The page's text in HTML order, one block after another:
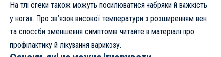
На тлі спеки також можуть посилюватися набряки й важкість
у ногах. Про зв’язок високої температури з розширенням вен
та способи зменшення симптомів читайте в матеріалі про
профілактику й лікування варикозу.